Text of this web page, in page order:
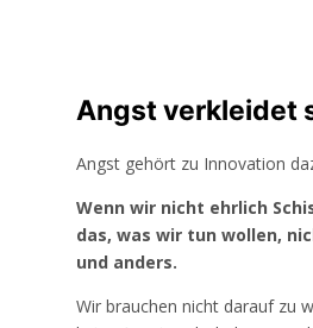
Angst verkleidet
Angst gehört zu Innovation
Wenn wir nicht ehrlich
das, was wir tun wollen,
und anders.
Wir brauchen nicht darauf zu